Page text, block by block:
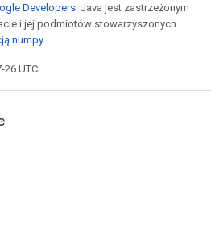
Developers. Java jest zastrzeżonym
i jej podmiotów stowarzyszonych.
numpy.
26 UTC.